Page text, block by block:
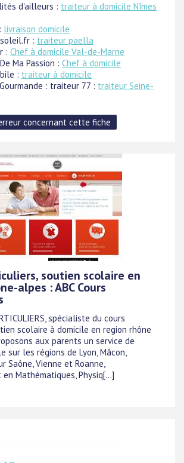
d'ailleurs : traiteur à domicile Nîmes
livraison domicile
: traiteur paella
: Chef à domicile Val-de-Marne
Ma Passion : Chef à domicile
: traiteur à domicile
: traiteur 77 : traiteur Seine-
soutien scolaire en
alpes : ABC Cours
spécialiste du cours
scolaire à domicile en region rhône
aux parents un service de
sur les régions de Lyon, Mâcon,
Saône, Vienne et Roanne,
Mathématiques, Physiq[...]